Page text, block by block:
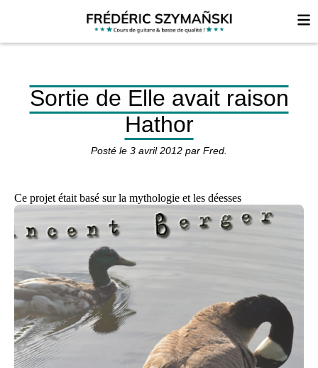
Sortie de Elle avait raison
Hathor
Posté le 3 avril 2012 par Fred
Ce projet était basé sur la mythologie et les déesses